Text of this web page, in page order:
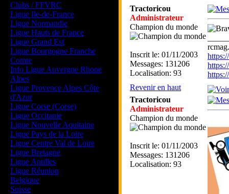
Clubs / FFVRC
Ligue Ile-de-France
Ligue Normandie
Ligue Hauts de France
Ligue Grand Est
Ligue Bourgogne Franche
Comte
Info Ligue Auvergne Rhone
Alpes
Ligue Provence Alpes Côte
d'Azur
Ligue Corse (Corse)
Ligue Occitanie
Ligue Nouvelle Aquitaine
Ligue Pays de la Loire
Ligue Centre Val de Loire
Ligue Bretagne
Ligue Antilles
Ligue Réunion
Belgique
Suisse
Tractoricou
Administrateur
Champion du monde
Inscrit le: 01/11/2003
Messages: 131206
Localisation: 93
Revenir en haut
Tractoricou
Administrateur
Champion du monde
Inscrit le: 01/11/2003
Messages: 131206
Localisation: 93